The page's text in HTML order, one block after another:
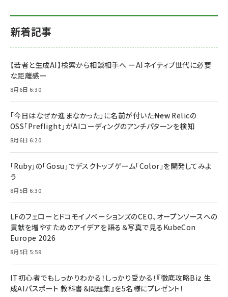
新着記事
【若者と生成AI】検索から相談相手へ ーAIネイティブ世代に必要
な距離感ー
8月6日 6:30
「今日はなぜか進まなかった」に名前が付いた――New Relicの
OSS「Preflight」がAIコーディングのアンチパターンを検知
8月6日 6:20
「Ruby」の「Gosu」でデスクトップゲーム「Color」を開発してみよ
う
8月5日 6:30
LFのフェローとドコモイノベーションズのCEO、オープンソースへの
貢献を増やすためのアイデアを語る＆写真で見るKubeCon
Europe 2026
8月5日 5:59
IT初心者でもしっかりわかる！しっかり受かる！『徹底攻略Biz 生
成AIパスポート 教科書＆問題集』を5名様にプレゼント！